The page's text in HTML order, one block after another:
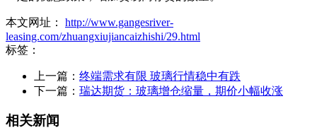
本文网址： http://www.gangesriver-
leasing.com/zhuangxiujiancaizhishi/29.html
标签：
上一篇： 终端需求有限 玻璃行情稳中有跌
下一篇： 瑞达期货：玻璃增仓缩量，期价小幅收涨
相关新闻